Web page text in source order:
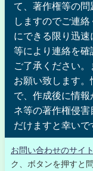
て、著作権等の
しますのでご連
にできる限り迅
等により連絡を確
ご了承ください
お願い致します
で、作成後に情
ネ等の著作権侵
だけますと幸いで
お問い合わせのサイ
ク、ボタンを押すと